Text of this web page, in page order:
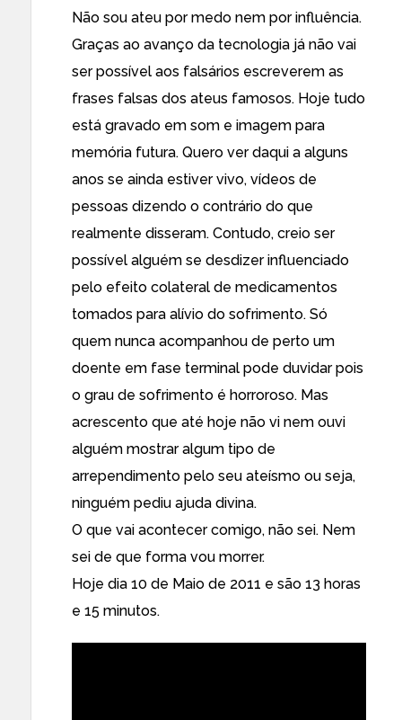
Não sou ateu por medo nem por influência.
Graças ao avanço da tecnologia já não vai
ser possível aos falsários escreverem as
frases falsas dos ateus famosos. Hoje tudo
está gravado em som e imagem para
memória futura. Quero ver daqui a alguns
anos se ainda estiver vivo, vídeos de
pessoas dizendo o contrário do que
realmente disseram. Contudo, creio ser
possível alguém se desdizer influenciado
pelo efeito colateral de medicamentos
tomados para alívio do sofrimento. Só
quem nunca acompanhou de perto um
doente em fase terminal pode duvidar pois
o grau de sofrimento é horroroso. Mas
acrescento que até hoje não vi nem ouvi
alguém mostrar algum tipo de
arrependimento pelo seu ateísmo ou seja,
ninguém pediu ajuda divina.
O que vai acontecer comigo, não sei. Nem
sei de que forma vou morrer.
Hoje dia 10 de Maio de 2011 e são 13 horas
e 15 minutos.